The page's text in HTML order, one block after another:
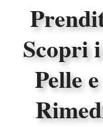
Scopri
Pelle